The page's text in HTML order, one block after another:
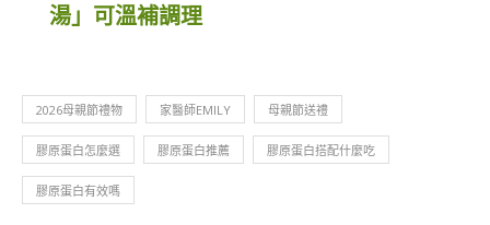
湯」可溫補調理
2026母親節禮物 家醫師EMILY 母親節送禮
膠原蛋白怎麼選 膠原蛋白推薦 膠原蛋白搭配什麼吃
膠原蛋白有效嗎